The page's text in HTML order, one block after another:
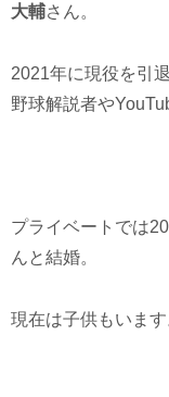
大輔さん。
2021年に現役を引
野球解説者や
プライベートでは
んと結婚。
現在は子供もいます